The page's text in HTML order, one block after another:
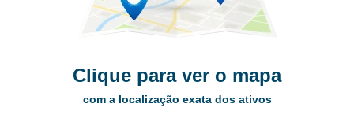
Clique para ver o mapa
com a localização exata dos ativos